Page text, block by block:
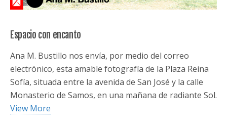
Espacio con encanto
Ana M. Bustillo nos envía, por medio del correo
electrónico, esta amable fotografía de la Plaza Reina
Sofía, situada entre la avenida de San José y la calle
Monasterio de Samos, en una mañana de radiante Sol.
View More